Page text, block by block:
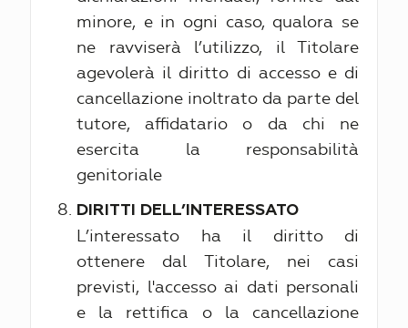
minore, e in ogni caso, qualora se
ne ravviserà l’utilizzo, il Titolare
agevolerà il diritto di accesso e di
cancellazione inoltrato da parte del
tutore, affidatario o da chi ne
esercita la responsabilità
genitoriale
DIRITTI DELL’INTERESSATO
L’interessato ha il diritto di
ottenere dal Titolare, nei casi
previsti, l'accesso ai dati personali
e la rettifica o la cancellazione